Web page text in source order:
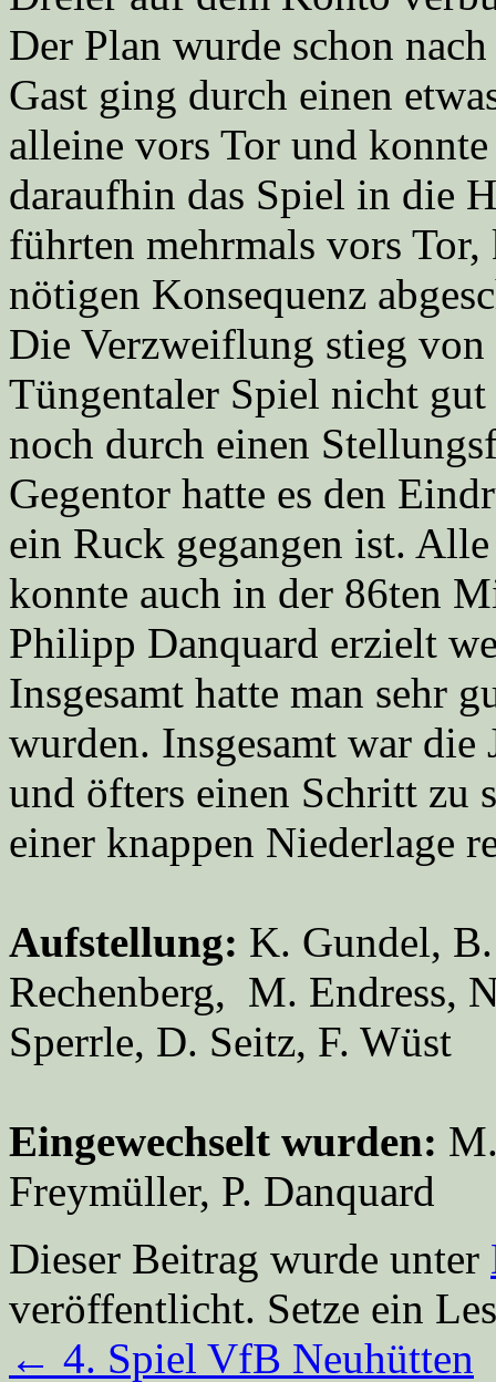
Der Plan wurde schon
Gast ging durch einen
alleine vors Tor und
daraufhin das Spiel in die
führten mehrmals vors
nötigen Konsequenz
Die Verzweiflung stieg
Tüngentaler Spiel nicht
noch durch einen
Gegentor hatte es den
ein Ruck gegangen ist.
konnte auch in der 86ten
Philipp Danquard erzielt
Insgesamt hatte man sehr
wurden. Insgesamt war die
und öfters einen Schritt zu
einer knappen Niederlage
Aufstellung: K. Gundel,
Rechenberg, M. Endress,
Sperrle, D. Seitz, F. Wüst
Eingewechselt wurden:
Freymüller, P. Danquard
Dieser Beitrag wurde unter
veröffentlicht. Setze ein
← 4. Spiel VfB Neuhütten